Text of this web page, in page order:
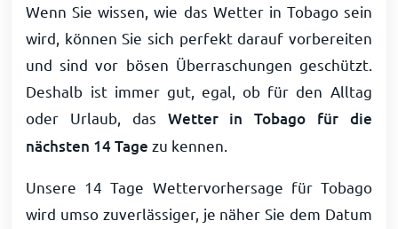
Wenn Sie wissen, wie das Wetter in Tobago sein
wird, können Sie sich perfekt darauf vorbereiten
und sind vor bösen Überraschungen geschützt.
Deshalb ist immer gut, egal, ob für den Alltag
oder Urlaub, das Wetter in Tobago für die
nächsten 14 Tage zu kennen.
Unsere 14 Tage Wettervorhersage für Tobago
wird umso zuverlässiger, je näher Sie dem Datum